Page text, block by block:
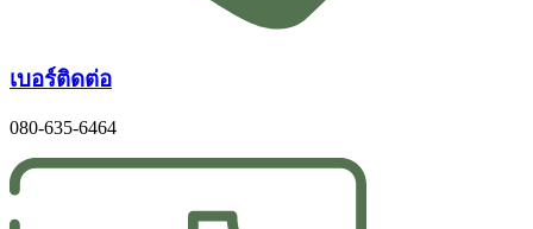
เบอร์ติดต่อ
080-635-6464